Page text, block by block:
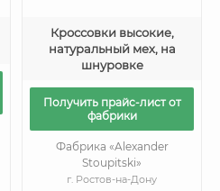
Кроссовки высокие,
натуральный мех, на
шнуровке
Получить прайс-лист от
фабрики
Фабрика «Alexander
Stoupitski»
г. Ростов-на-Дону